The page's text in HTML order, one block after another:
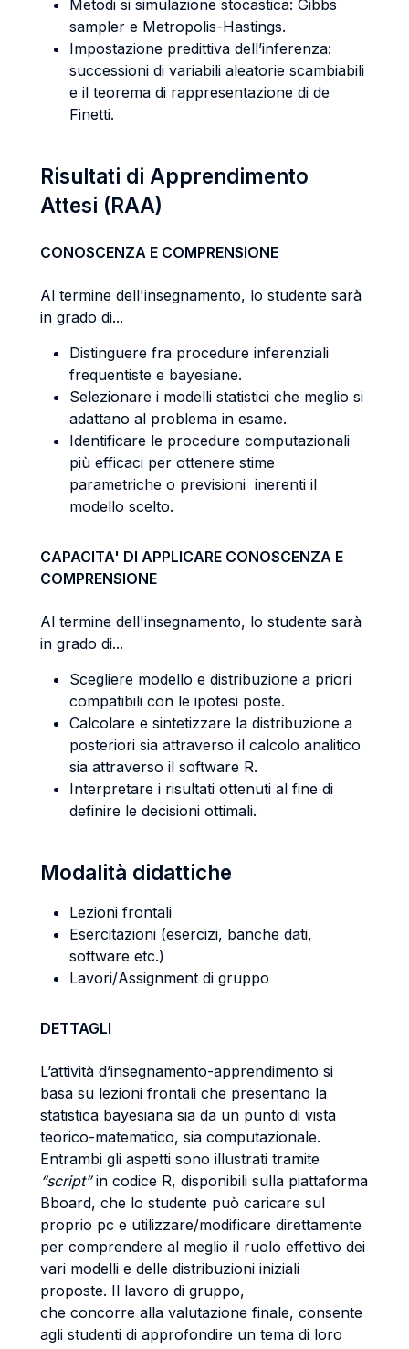
Metodi si simulazione stocastica: Gibbs
sampler e Metropolis-Hastings.
Impostazione predittiva dell’inferenza:
successioni di variabili aleatorie scambiabili
e il teorema di rappresentazione di de
Finetti.
Risultati di Apprendimento
Attesi (RAA)
CONOSCENZA E COMPRENSIONE
Al termine dell'insegnamento, lo studente sarà
in grado di...
Distinguere fra procedure inferenziali
frequentiste e bayesiane.
Selezionare i modelli statistici che meglio si
adattano al problema in esame.
Identificare le procedure computazionali
più efficaci per ottenere stime
parametriche o previsioni inerenti il
modello scelto.
CAPACITA' DI APPLICARE CONOSCENZA E
COMPRENSIONE
Al termine dell'insegnamento, lo studente sarà
in grado di...
Scegliere modello e distribuzione a priori
compatibili con le ipotesi poste.
Calcolare e sintetizzare la distribuzione a
posteriori sia attraverso il calcolo analitico
sia attraverso il software R.
Interpretare i risultati ottenuti al fine di
definire le decisioni ottimali.
Modalità didattiche
Lezioni frontali
Esercitazioni (esercizi, banche dati,
software etc.)
Lavori/Assignment di gruppo
DETTAGLI
L’attività d’insegnamento-apprendimento si
basa su lezioni frontali che presentano la
statistica bayesiana sia da un punto di vista
teorico-matematico, sia computazionale.
Entrambi gli aspetti sono illustrati tramite
“script”in codice R, disponibili sulla piattaforma
Bboard, che lo studente può caricare sul
proprio pc e utilizzare/modificare direttamente
per comprendere al meglio il ruolo effettivo dei
vari modelli e delle distribuzioni iniziali
proposte. Il lavoro di gruppo,
che concorre alla valutazione finale, consente
agli studenti di approfondire un tema di loro